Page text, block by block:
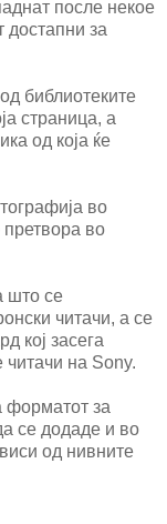
после некое
достапни за
библиотеките
страница, а
од која ќе
во
претвора во
што се
читачи, а се
кој засега
читачи на Sony.
форматот за
се додаде и во
од нивните